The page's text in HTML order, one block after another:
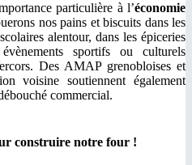
particulière à l’économie
nos pains et biscuits dans les
alentour, dans les épiceries
sportifs ou culturels
Des AMAP grenobloises et
voisine soutiennent également
commercial.
construire notre four !